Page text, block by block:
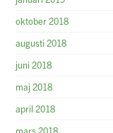
oktober 2018
augusti 2018
juni 2018
maj 2018
april 2018
mars 2018